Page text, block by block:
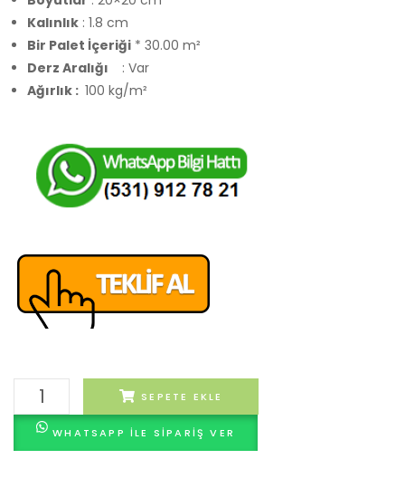
Kalınlık : 1.8 cm
Bir Palet İçeriği * 30.00 m²
Derz Aralığı
: Var
Ağırlık : 100 kg/m²
Harold
Desenli
Karo
SEPETE EKLE
WHATSAPP ILE SIPARIŞ VER